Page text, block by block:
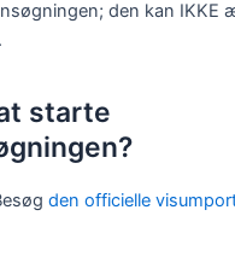
den kan IKKE
starte
den officielle